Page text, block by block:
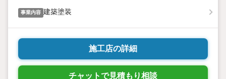
事業内容 建築塗装
施工店の詳細
チャットで見積もり相談